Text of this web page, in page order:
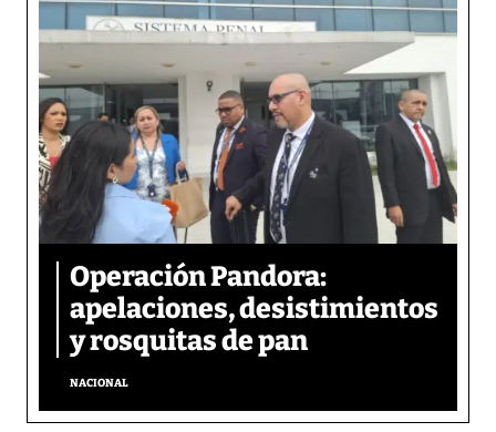
Operación Pandora:
apelaciones, desistimientos
y rosquitas de pan
NACIONAL